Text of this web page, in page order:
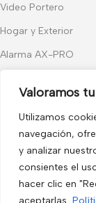
Valoramos
Utilizamos
navegación,
y analizar
consientes el
hacer clic en
aceptarlas.
Video Portero
Hogar y Exterior
Alarma AX-PRO
Únete a
Recibe las
Usado de